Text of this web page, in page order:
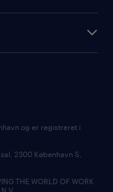
og er registreret i
2300 København S,
THE WORLD OF WORK